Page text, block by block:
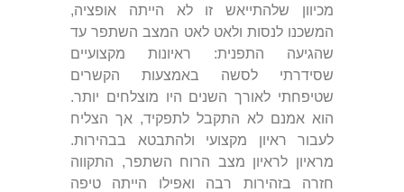
מכיוון שלהתייאש זו לא הייתה אופציה,
המשכנו לנסות ולאט לאט המצב השתפר עד
שהגיעה התפנית: ראיונות מקצועיים
שסידרתי לסשה באמצעות הקשרים
שטיפחתי לאורך השנים היו מוצלחים יותר.
הוא אמנם לא התקבל לתפקיד, אך הצליח
לעבור ראיון מקצועי ולהתבטא בבהירות.
מראיון לראיון מצב הרוח השתפר, התקווה
חזרה בזהירות רבה ואפילו הייתה טיפה